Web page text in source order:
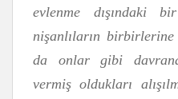
evlenme dışındaki
nişanlıların
da onlar gibi
vermiş oldukları